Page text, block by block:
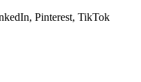
Pinterest, TikTok